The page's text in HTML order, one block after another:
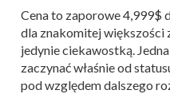
Cena to zaporowe 4,999$
dla znakomitej większości
jedynie ciekawostką.
zaczynać właśnie od
pod względem dalszego